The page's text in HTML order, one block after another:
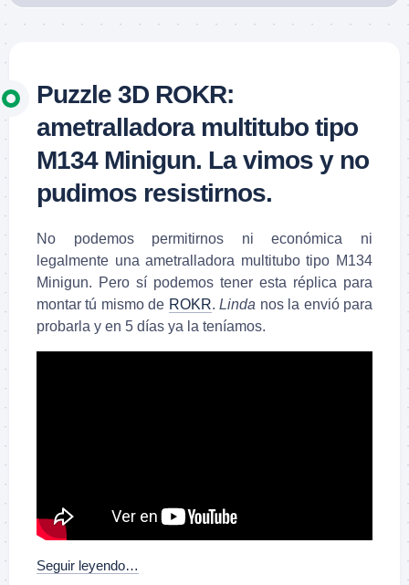
Puzzle 3D ROKR:
ametralladora multitubo tipo
M134 Minigun. La vimos y no
pudimos resistirnos.
No podemos permitirnos ni económica ni
legalmente una ametralladora multitubo tipo M134
Minigun. Pero sí podemos tener esta réplica para
montar tú mismo de ROKR.Linda nos la envió para
probarla y en 5 días ya la teníamos.
Seguir leyendo…